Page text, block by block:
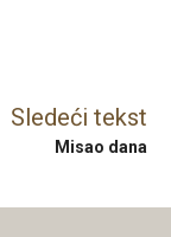
Sledeći tekst
Misao dana